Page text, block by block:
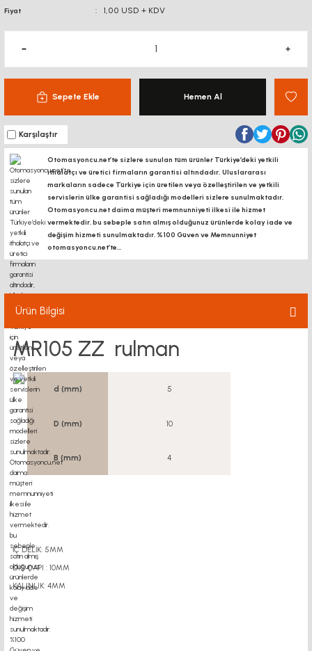
Fiyat 1,00 USD + KDV
Sepete Ekle Hemen Al
Karşılaştır
Otomasyoncu.net’te sizlere sunulan tüm ürünler Türkiye’deki yetkili
ithalatçı ve üretici firmaların garantisi altındadır, Uluslararası
markaların sadece Türkiye için üretilen veya özelleştirilen ve yetkili
servislerin ülke garantisi sağladığı modelleri sizlere sunulmaktadır.
Otomasyoncu.net daima müşteri memnunniyeti ilkesi ile hizmet
vermektedir. bu sebeple satın almış olduğunuz ürünlerde kolay iade ve
değişim hizmeti sunulmaktadır. %100 Güven ve Memnunniyet
otomasyoncu.net’te...
Ürün Bilgisi
MR105 ZZ rulman
d (mm) 5
D (mm) 10
B (mm) 4
İÇ DELİK: 5MM
DIŞ ÇAPI : 10MM
KALINLIK: 4MM
motor kaplin fiyatları, sigma profil, 3d yazıcı, kremayer dişli, 45x45 sigma profil,